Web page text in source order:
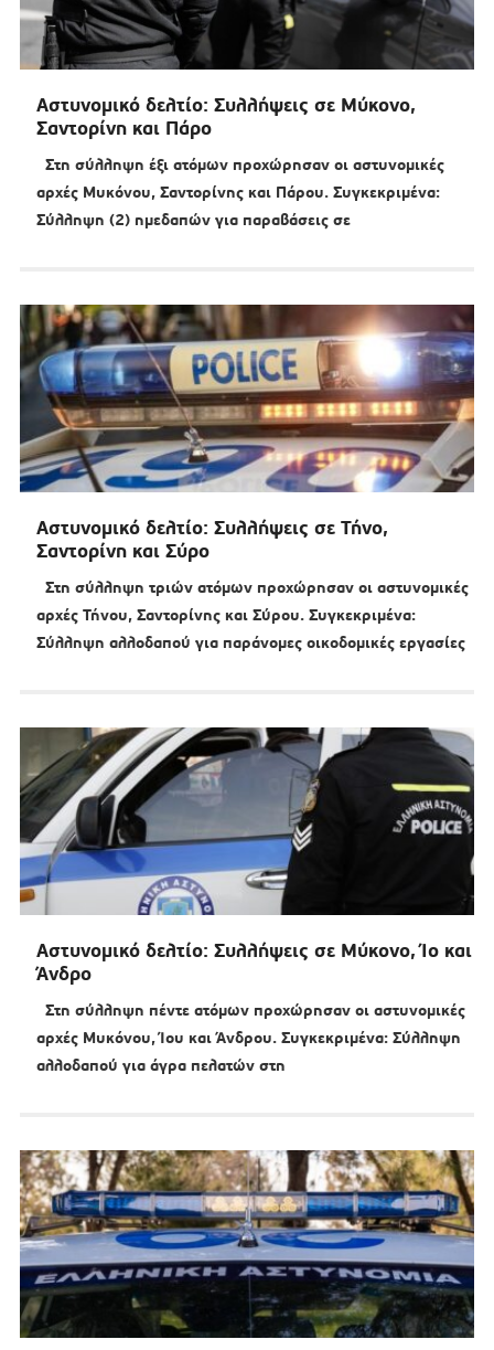
Αστυνομικό δελτίο: Συλλήψεις σε Μύκονο,
Σαντορίνη και Πάρο
Στη σύλληψη έξι ατόμων προχώρησαν οι αστυνομικές
αρχές Μυκόνου, Σαντορίνης και Πάρου. Συγκεκριμένα:
Σύλληψη (2) ημεδαπών για παραβάσεις σε
Αστυνομικό δελτίο: Συλλήψεις σε Τήνο,
Σαντορίνη και Σύρο
Στη σύλληψη τριών ατόμων προχώρησαν οι αστυνομικές
αρχές Τήνου, Σαντορίνης και Σύρου. Συγκεκριμένα:
Σύλληψη αλλοδαπού για παράνομες οικοδομικές εργασίες
Αστυνομικό δελτίο: Συλλήψεις σε Μύκονο, Ίο και
Άνδρο
Στη σύλληψη πέντε ατόμων προχώρησαν οι αστυνομικές
αρχές Μυκόνου, Ίου και Άνδρου. Συγκεκριμένα: Σύλληψη
αλλοδαπού για άγρα πελατών στη